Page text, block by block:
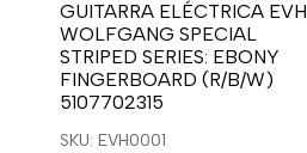
para
usar
la
lista
de
deseos.
para
usar
Compare
GUITARRA ELÉCTRICA EVH
WOLFGANG SPECIAL
STRIPED SERIES: EBONY
FINGERBOARD (R/B/W)
5107702315
SKU: EVH0001